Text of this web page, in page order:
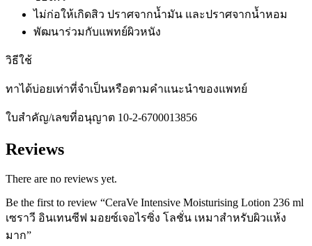
ไม่ก่อให้เกิดสิว ปราศจากน้ำมัน และปราศจากน้ำหอม
พัฒนาร่วมกับแพทย์ผิวหนัง
วิธีใช้
ทาได้บ่อยเท่าที่จำเป็นหรือตามคำแนะนำของแพทย์
ใบสำคัญ/เลขที่อนุญาต 10-2-6700013856
Reviews
There are no reviews yet.
Be the first to review “CeraVe Intensive Moisturising Lotion 236 ml
เซราวี อินเทนซีฟ มอยซ์เจอไรซิ่ง โลชั่น เหมาสำหรับผิวแห้ง
มาก”